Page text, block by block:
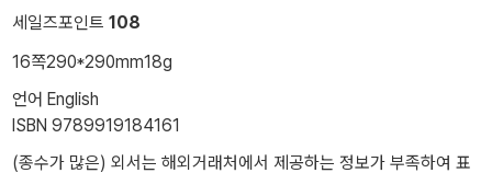
세일즈포인트 108
16쪽290*290mm18g
언어 English
ISBN 9789919184161
(종수가 많은) 외서는 해외거래처에서 제공하는 정보가 부족하여 표